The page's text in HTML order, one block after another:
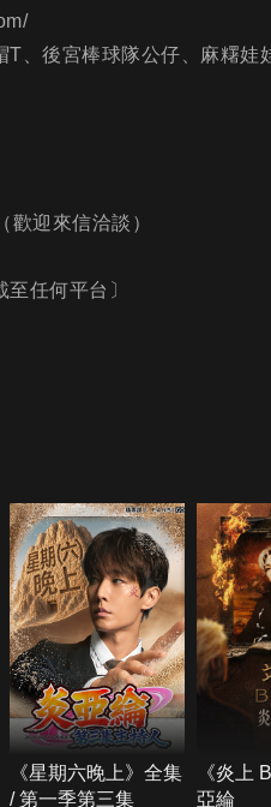
T、後宮棒球隊公仔、麻糬
迎來信洽談）
至任何平台〕
《星期六晚上》全集
/ 第一季第三集
《炎上
亞綸